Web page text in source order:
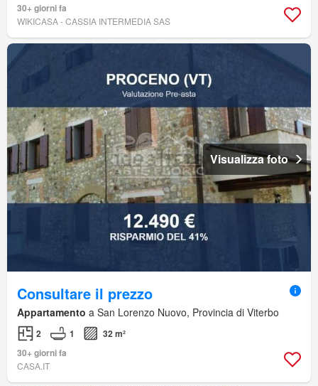
30+ giorni fa
WIKICASA - CASSIA INTERMEDIA SAS
Visualizza foto
Consultare il prezzo
Appartamento a San Lorenzo Nuovo, Provincia di Viterbo
2 1
32 m²
30+ giorni fa
CASA.IT